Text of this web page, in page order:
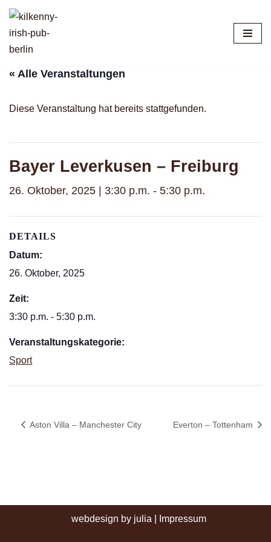
Zum
Inhalt
« Alle Veranstaltungen
Diese Veranstaltung hat bereits stattgefunden.
Bayer Leverkusen – Freiburg
26. Oktober, 2025 | 3:30 p.m. - 5:30 p.m.
DETAILS
Datum:
26. Oktober, 2025
Zeit:
3:30 p.m. - 5:30 p.m.
Veranstaltungskategorie:
Sport
Aston Villa – Manchester City Everton – Tottenham
webdesign by julia Impressum